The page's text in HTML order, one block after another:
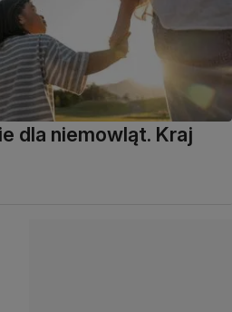
dla niemowląt. Kraj